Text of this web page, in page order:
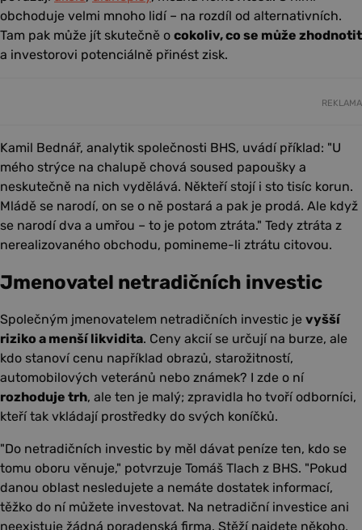
obchoduje velmi mnoho lidí – na rozdíl od alternativních.
Tam pak může jít skutečně o cokoliv, co se může zhodnotit
a investorovi potenciálně přinést zisk.
REKLAMA
Kamil Bednář, analytik společnosti BHS, uvádí příklad:
U
mého strýce na chalupě chová soused papoušky a
neskutečně na nich vydělává. Někteří stojí i sto tisíc korun.
Mládě se narodí, on se o ně postará a pak je prodá. Ale když
se narodí dva a umřou – to je potom ztráta. Tedy ztráta z
nerealizovaného obchodu, pomineme-li ztrátu citovou.
Jmenovatel netradičních investic
Společným jmenovatelem netradičních investic je vyšší
riziko a menší likvidita. Ceny akcií se určují na burze, ale
kdo stanoví cenu například obrazů, starožitností,
automobilových veteránů nebo známek? I zde o ní
rozhoduje trh, ale ten je malý; zpravidla ho tvoří odborníci,
kteří tak vkládají prostředky do svých koníčků.
Do netradičních investic by měl dávat peníze ten, kdo se
tomu oboru věnuje, potvrzuje Tomáš Tlach z BHS.
Pokud
danou oblast nesledujete a nemáte dostatek informací,
těžko do ní můžete investovat. Na netradiční investice ani
neexistuje žádná poradenská firma. Stěží najdete někoho,